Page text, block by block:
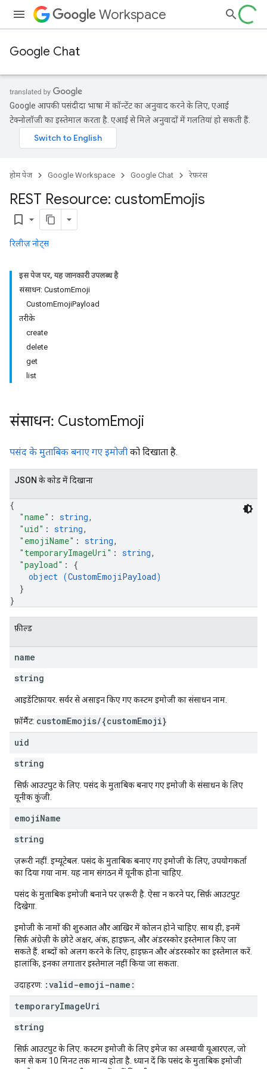
Workspace
Google Chat
Google आपकी पसंदीदा भाषा में कॉन्टेंट का अनुवाद करने के लिए, एआई
टेक्नोलॉजी का इस्तेमाल करता है. एआई से मिले अनुवादों में गलतियां हो सकती हैं.
होम पेज Google Workspace Google Chat रेफ़रंस
REST Resource: customEmojis
bookmark_border
रिलीज़ नोट्स
इस पेज पर, यह जानकारी उपलब्ध है
संसाधन: CustomEmoji
CustomEmojiPayload
तरीके
create
delete
get
list
संसाधन: CustomEmoji
पसंद के मुताबिक बनाए गए इमोजी को दिखाता है.
JSON के काेड में दिखाना
{
"name" : string,
"uid" : string,
"emojiName" : string,
"temporaryImageUri" : string,
"payload" : {
object (CustomEmojiPayload)
}
}
फ़ील्ड
name
string
आइडेंटिफ़ायर. सर्वर से असाइन किए गए कस्टम इमोजी का संसाधन नाम.
फ़ॉर्मैट: customEmojis/{customEmoji}
uid
string
सिर्फ़ आउटपुट के लिए. पसंद के मुताबिक बनाए गए इमोजी के संसाधन के लिए
यूनीक कुंजी.
emojiName
string
ज़रूरी नहीं. इम्यूटेबल. पसंद के मुताबिक बनाए गए इमोजी के लिए, उपयोगकर्ता
का दिया गया नाम. यह नाम संगठन में यूनीक होना चाहिए.
पसंद के मुताबिक इमोजी बनाने पर ज़रूरी है. ऐसा न करने पर, सिर्फ़ आउटपुट
दिखेगा.
इमोजी के नामों की शुरुआत और आखिर में कोलन होने चाहिए. साथ ही, इनमें
सिर्फ़ अंग्रेज़ी के छोटे अक्षर, अंक, हाइफ़न, और अंडरस्कोर इस्तेमाल किए जा
सकते हैं. शब्दों को अलग करने के लिए, हाइफ़न और अंडरस्कोर का इस्तेमाल करें.
हालांकि, इनका लगातार इस्तेमाल नहीं किया जा सकता.
उदाहरण: :valid-emoji-name:
temporaryImageUri
string
सिर्फ़ आउटपुट के लिए. कस्टम इमोजी के लिए इमेज का अस्थायी यूआरएल, जो
कम से कम 10 मिनट तक मान्य होता है. ध्यान दें कि पसंद के मुताबिक इमोजी